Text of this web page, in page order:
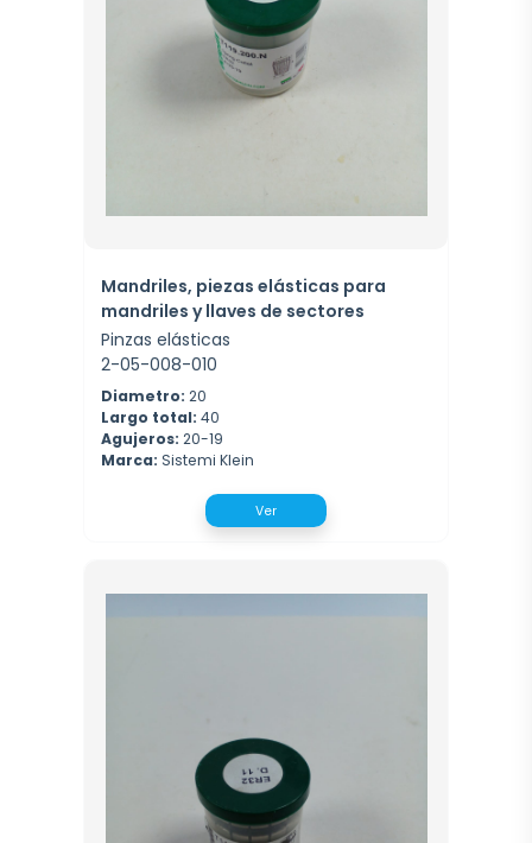
Mandriles, piezas elásticas para
mandriles y llaves de sectores
Pinzas elásticas
2-05-008-010
Diametro: 20
Largo total: 40
Agujeros: 20-19
Marca: Sistemi Klein
Ver